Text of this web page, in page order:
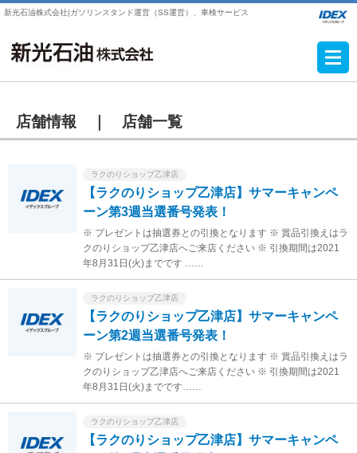
新光石油株式会社|ガソリンスタンド運営（SS運営）、車検サービス
店舗情報 ｜ 店舗一覧
ラクのりショップ乙津店
【ラクのりショップ乙津店】サマーキャンペ
ーン第3週当選番号発表！
※ プレゼントは抽選券との引換となります ※ 賞品引換えはラ
クのりショップ乙津店へご来店ください ※ 引換期間は2021
年8月31日(火)までです ……
ラクのりショップ乙津店
【ラクのりショップ乙津店】サマーキャンペ
ーン第2週当選番号発表！
※ プレゼントは抽選券との引換となります ※ 賞品引換えはラ
クのりショップ乙津店へご来店ください ※ 引換期間は2021
年8月31日(火)までです……
ラクのりショップ乙津店
【ラクのりショップ乙津店】サマーキャンペ